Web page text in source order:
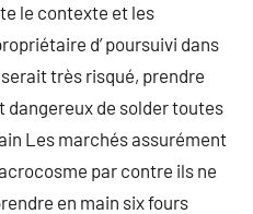
le contexte et les
d’ poursuivi dans
très risqué, prendre
dangereux de solder toutes
Les marchés assurément
par contre ils ne
en main six fours